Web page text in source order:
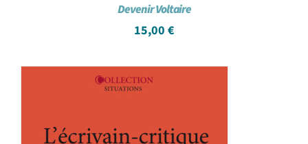
Devenir Voltaire
15,00 €